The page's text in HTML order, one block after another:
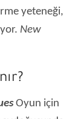
yeteneği,
New
Oyun için